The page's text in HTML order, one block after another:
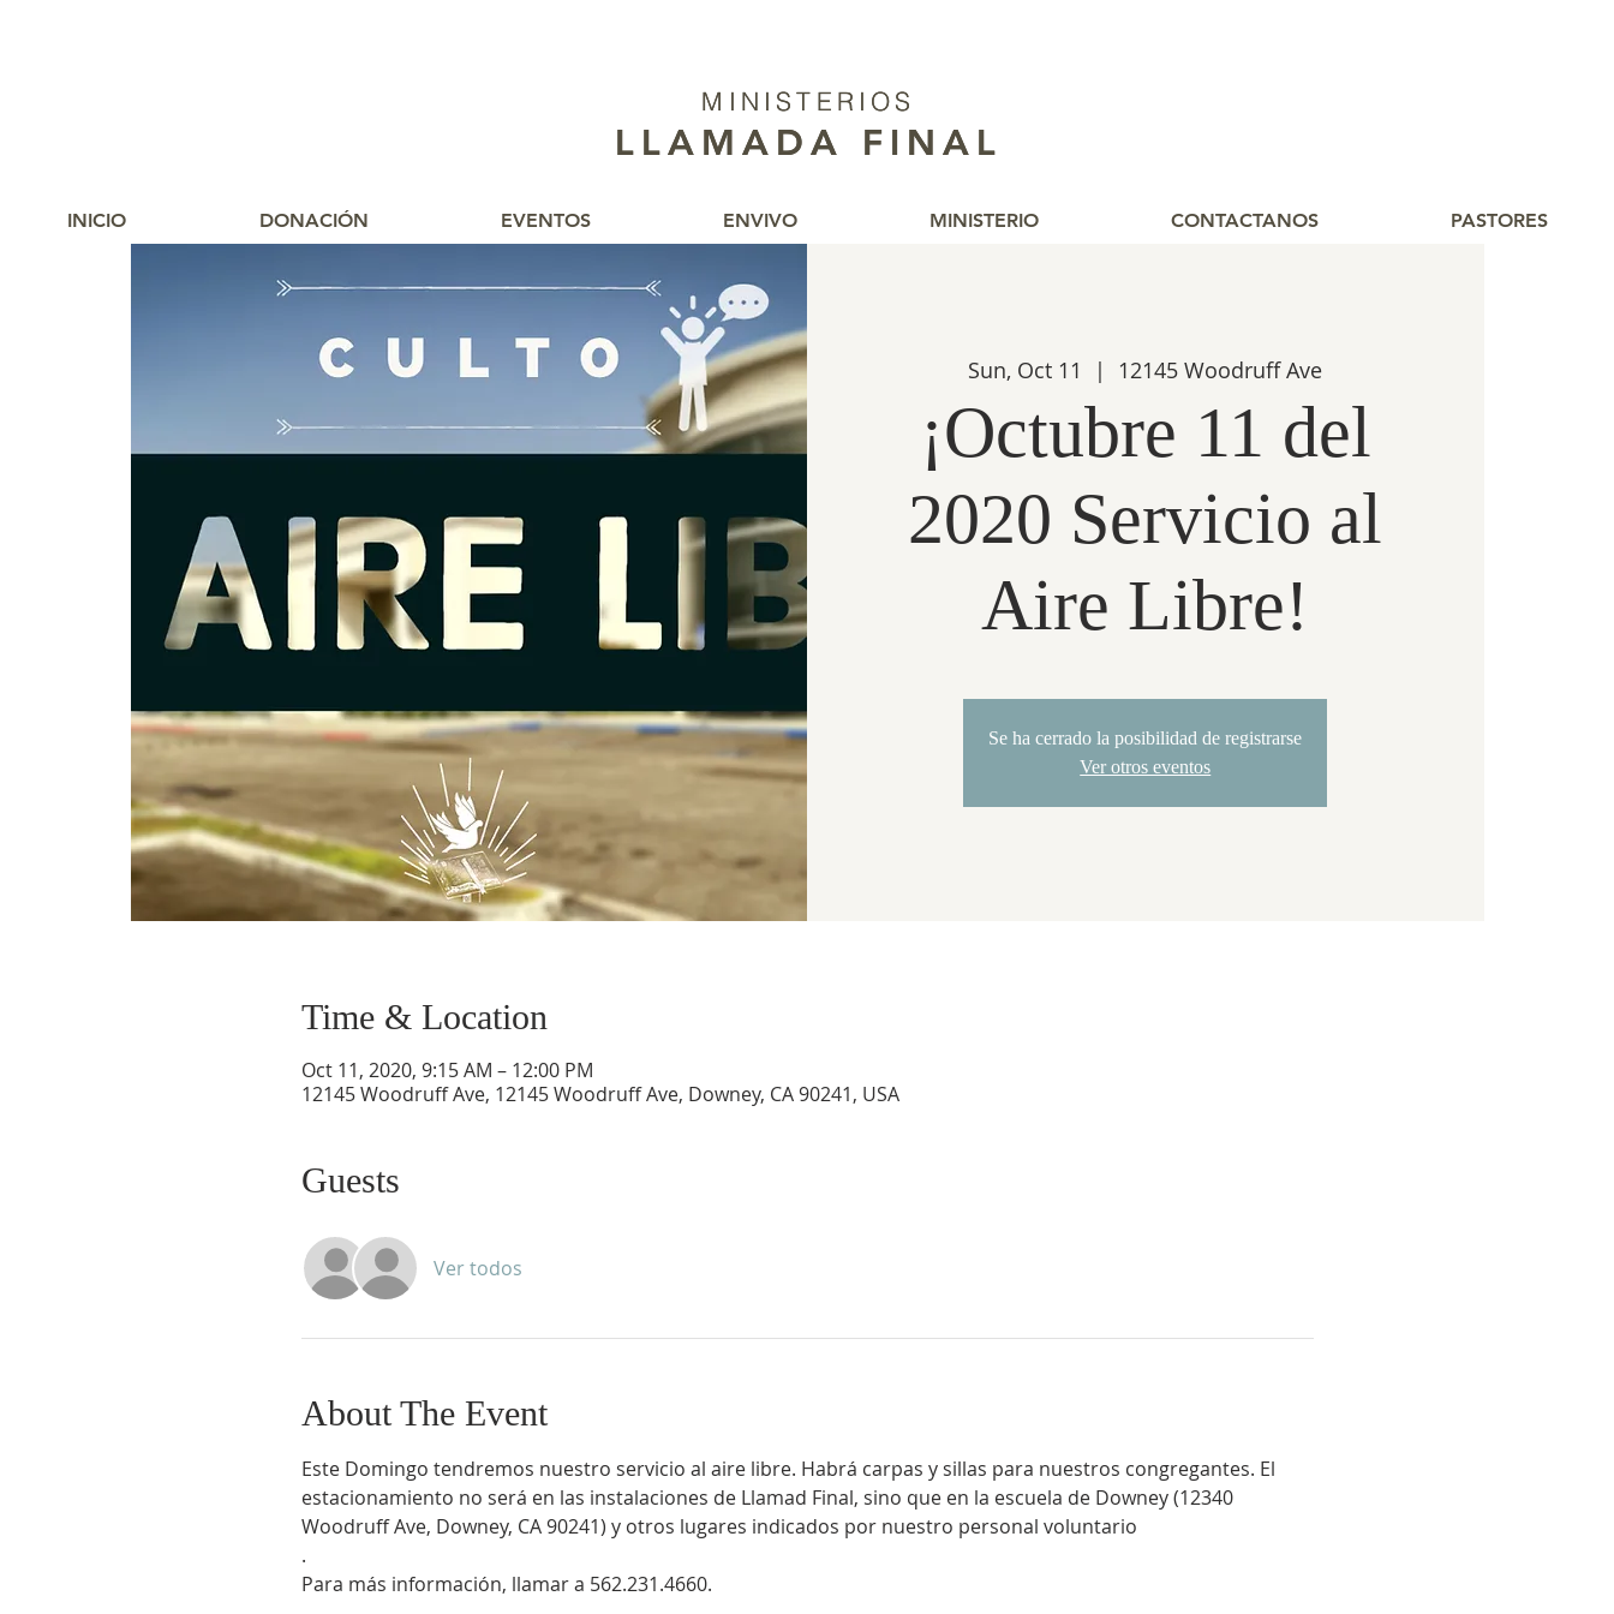
MINISTERIOS
LLAMADA FINAL
MINISTERIOS
LLAMADA FINAL
INICIO DONACIÓN EVENTOS ENVIVO MINISTERIO CONTACTANOS PASTORES
Sun, Oct 11
  |
12145 Woodruff Ave
¡Octubre 11 del
2020 Servicio al
Aire Libre!
Se ha cerrado la posibilidad de registrarse
Ver otros eventos
Time & Location
Oct 11, 2020, 9:15 AM – 12:00 PM
12145 Woodruff Ave, 12145 Woodruff Ave, Downey, CA 90241, USA
Guests
Ver todos
About The Event
Este Domingo tendremos nuestro servicio al aire libre. Habrá carpas y sillas para nuestros congregantes. El
estacionamiento no será en las instalaciones de Llamad Final, sino que en la escuela de Downey (12340
Woodruff Ave, Downey, CA 90241) y otros lugares indicados por nuestro personal voluntario
.
Para más información, llamar a 562.231.4660.